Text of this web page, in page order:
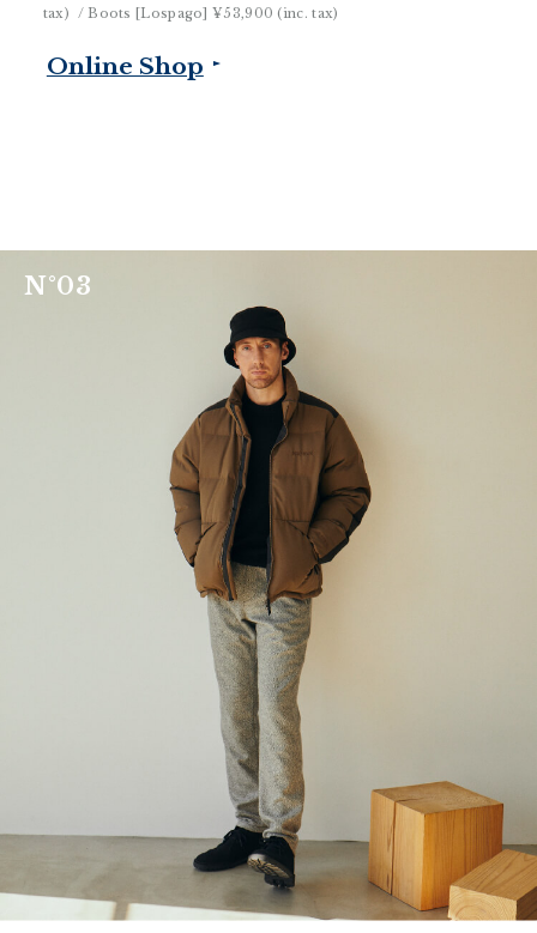
tax)
/ Boots [Lospago]¥53,900 (inc. tax)
Online Shop
N°03